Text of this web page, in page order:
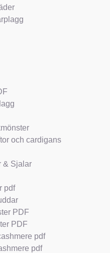
och cardigans
& Sjalar
pdf
PDF
PDF
pdf
pdf